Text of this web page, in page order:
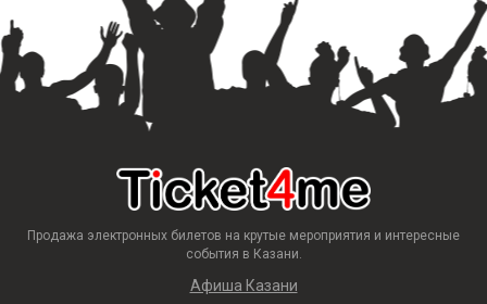
Продажа электронных билетов на крутые мероприятия и интересные
события в Казани.
Афиша Казани